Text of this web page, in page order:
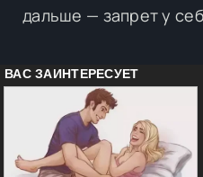
дальше — запрет у